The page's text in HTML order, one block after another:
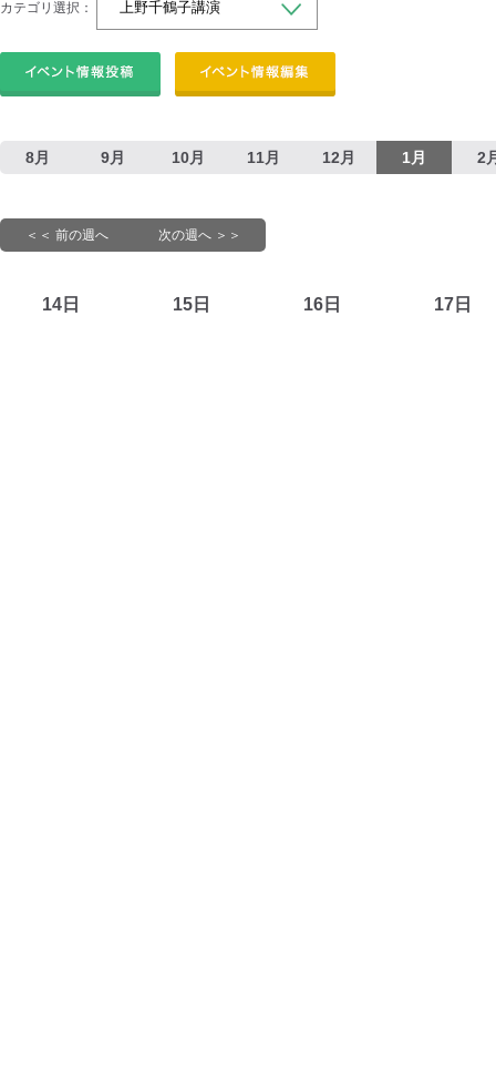
カテゴリ選択：
8月 9月 10月 11月 12月 1月 2
＜＜ 前の週へ 次の週へ ＞＞
14日 15日 16日 17日